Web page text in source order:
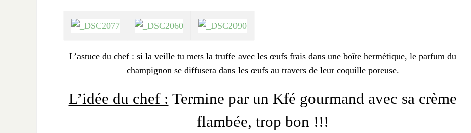
L’astuce du chef : si la veille tu mets la truffe avec les œufs frais dans une boîte hermétique, le parfum du
champignon se diffusera dans les œufs au travers de leur coquille poreuse.
L’idée du chef : Termine par un Kfé gourmand avec sa crème
flambée, trop bon !!!